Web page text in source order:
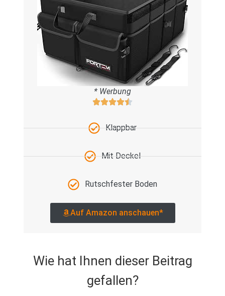
* Werbung
Klappbar
Mit Deckel
Rutschfester Boden
Auf Amazon anschauen*
Wie hat Ihnen dieser Beitrag
gefallen?